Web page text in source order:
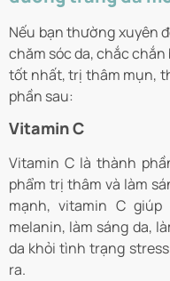
Nếu bạn thường xuyên
chăm sóc da, chắc
tốt nhất, trị thâm mụn,
phần sau:
Vitamin C
Vitamin C là thành
phẩm trị thâm và làm
mạnh, vitamin C
melanin, làm sáng da,
da khỏi tình trạng
ra.